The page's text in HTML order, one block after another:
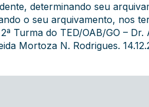
determinando seu
o seu arquivamento, nos
Turma do TED/OAB/GO –
Mortoza N. Rodrigues.